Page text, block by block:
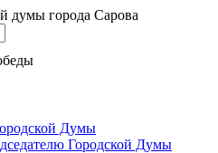
думы города Сарова
Думы
Городской Думы